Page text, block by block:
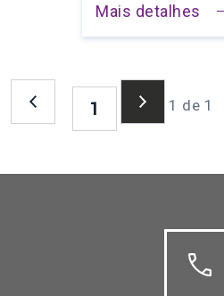
Mais detalhes
1 1 de 1